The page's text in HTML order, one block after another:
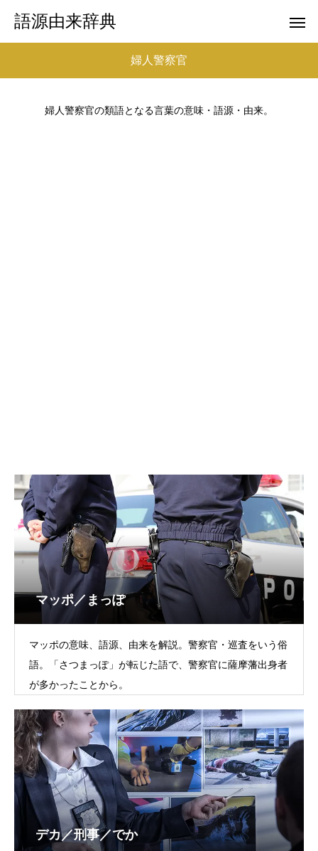
語源由来辞典
婦人警察官
婦人警察官の類語となる言葉の意味・語源・由来。
マッポ／まっぽ
マッポの意味、語源、由来を解説。警察官・巡査をいう俗
語。「さつまっぽ」が転じた語で、警察官に薩摩藩出身者
が多かったことから。
デカ／刑事／でか